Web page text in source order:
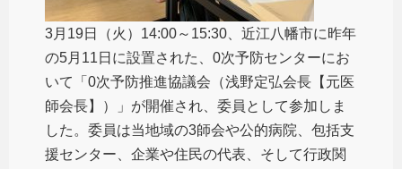
3月19日（火）14:00～15:30、近江八幡市に昨年
の5月11日に設置された、0次予防センターにお
いて「0次予防推進協議会（浅野定弘会長【元医
師会長】）」が開催され、委員として参加しま
した。委員は当地域の3師会や公的病院、包括支
援センター、企業や住民の代表、そして行政関